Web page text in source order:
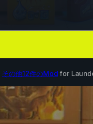
その他12件のMod for